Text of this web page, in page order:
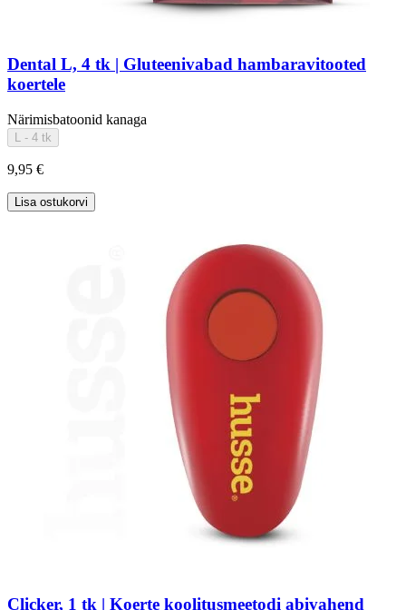
Dental L, 4 tk | Gluteenivabad hambaravitooted
koertele
Närimisbatoonid kanaga
L - 4 tk
9,95 €
Lisa ostukorvi
Clicker, 1 tk | Koerte koolitusmeetodi abivahend